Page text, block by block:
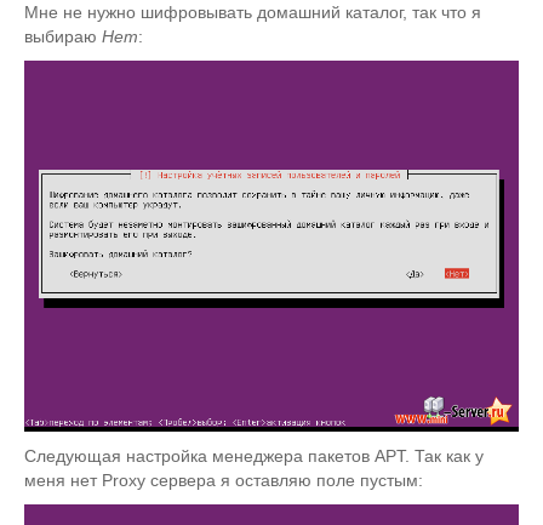
Мне не нужно шифровывать домашний каталог, так что я
выбираю Нет:
Следующая настройка менеджера пакетов APT. Так как у
меня нет Proxy сервера я оставляю поле пустым: